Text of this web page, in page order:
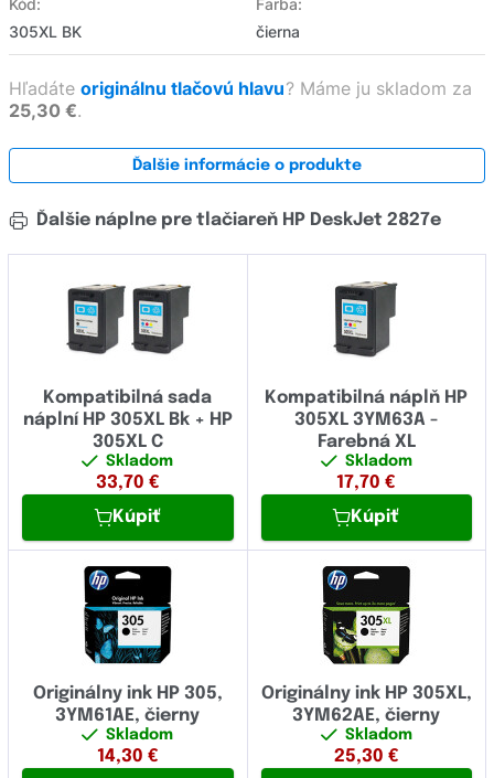
Kód:
305XL BK
Farba:
čierna
Hľadáte originálnu tlačovú hlavu? Máme ju skladom za
25,30 €.
Ďalšie informácie o produkte
Ďalšie náplne pre tlačiareň HP DeskJet 2827e
Kompatibilná sada
náplní HP 305XL Bk + HP
305XL C
Skladom
33,70 €
Kúpiť
Kompatibilná náplň HP
305XL 3YM63A -
Farebná XL
Skladom
17,70 €
Kúpiť
Originálny ink HP 305,
3YM61AE, čierny
Skladom
14,30 €
Originálny ink HP 305XL,
3YM62AE, čierny
Skladom
25,30 €